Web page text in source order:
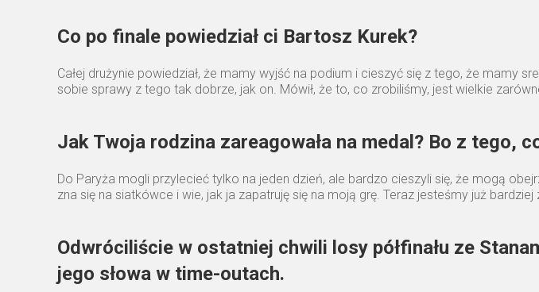
Co po finale powiedział ci Bartosz Kurek?
Całej drużynie powiedział, że mamy wyjść na podium i cieszyć się z tego, że mamy
sobie sprawy z tego tak dobrze, jak on. Mówił, że to, co zrobiliśmy, jest wielkie
Jak Twoja rodzina zareagowała na medal? Bo z tego,
Do Paryża mogli przylecieć tylko na jeden dzień, ale bardzo cieszyli się, że mogą
zna się na siatkówce i wie, jak ja zapatruję się na moją grę. Teraz jesteśmy już
Odwróciliście w ostatniej chwili losy półfinału ze
jego słowa w time-outach.